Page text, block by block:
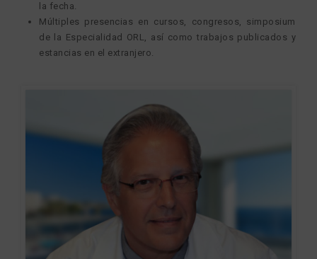
la fecha.
Múltiples presencias en cursos, congresos, simposium
de la Especialidad ORL, así como trabajos publicados y
estancias en el extranjero.